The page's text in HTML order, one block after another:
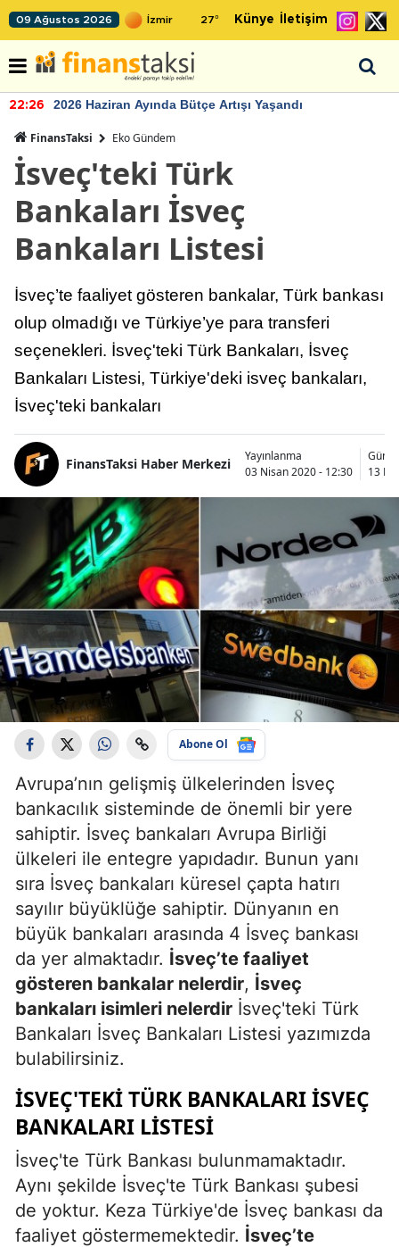
09 Ağustos 2026 27° Künye İletişim
22:26 2026 Haziran Ayında Bütçe Artışı Yaşandı
FinansTaksi Eko Gündem
İsveç'teki Türk
Bankaları İsveç
Bankaları Listesi
İsveç’te faaliyet gösteren bankalar, Türk bankası
olup olmadığı ve Türkiye’ye para transferi
seçenekleri. İsveç'teki Türk Bankaları, İsveç
Bankaları Listesi, Türkiye'deki isveç bankaları,
İsveç'teki bankaları
FinansTaksi Haber Merkezi
Yayınlanma
03 Nisan 2020 - 12:30
13
Abone Ol
Avrupa’nın gelişmiş ülkelerinden İsveç
bankacılık sisteminde de önemli bir yere
sahiptir. İsveç bankaları Avrupa Birliği
ülkeleri ile entegre yapıdadır. Bunun yanı
sıra İsveç bankaları küresel çapta hatırı
sayılır büyüklüğe sahiptir. Dünyanın en
büyük bankaları arasında 4 İsveç bankası
da yer almaktadır. İsveç’te faaliyet
gösteren bankalar nelerdir, İsveç
bankaları isimleri nelerdir İsveç'teki Türk
Bankaları İsveç Bankaları Listesi yazımızda
bulabilirsiniz.
İSVEÇ'TEKI TÜRK BANKALARI İSVEÇ
BANKALARI LISTESI
İsveç'te Türk Bankası bulunmamaktadır.
Aynı şekilde İsveç'te Türk Bankası şubesi
de yoktur. Keza Türkiye'de İsveç bankası da
faaliyet göstermemektedir. İsveç’te